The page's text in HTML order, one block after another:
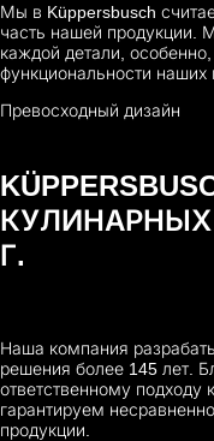
Мы в Küppersbusch
часть нашей продукции.
каждой детали,
функциональности наших
Превосходный дизайн
КУЛИНАРНЫХ
Г.
Наша компания
решения более 145 лет.
ответственному
гарантируем
продукции.